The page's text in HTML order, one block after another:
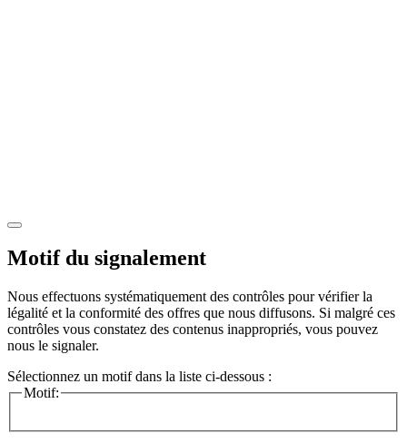
Motif du signalement
Nous effectuons systématiquement des contrôles pour vérifier la
légalité et la conformité des offres que nous diffusons. Si malgré ces
contrôles vous constatez des contenus inappropriés, vous pouvez
nous le signaler.
Sélectionnez un motif dans la liste ci-dessous :
Motif: